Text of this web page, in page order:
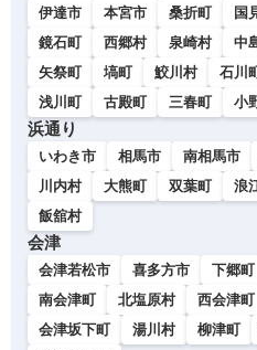
伊達市
本宮市 桑折町 国
鏡石町
西郷村 泉崎村 中
矢祭町
塙町 鮫川村 石川
浅川町
古殿町 三春町 小
浜通り
いわき市 相馬市 南相馬市
川内村
大熊町 双葉町 浪
飯舘村
会津
会津若松市 喜多方市 下郷町
南会津町
北塩原村 西会津町
会津坂下町
湯川村 柳津町